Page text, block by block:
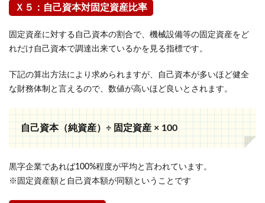
Ｘ５：自己資本対固定資産比率
固定資産に対する自己資本の割合で、機械設備等の固定資産をど
れだけ自己資本で調達出来ているかを見る指標です。
下記の算出方法により求められますが、自己資本が多いほど健全
な財務体制と言えるので、数値が高いほど良いとされます。
自己資本（純資産）÷ 固定資産 × 100
黒字企業であれば100%程度が平均と言われています。
※固定資産額と自己資本額が同額ということです